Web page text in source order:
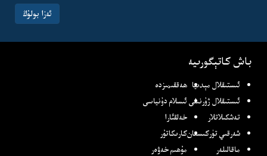
ئەزا بولۇڭ
باش كاتېگورىيە
ئىستىقلال مېدىيا ھەققىمىزدە
ئىستىقلال ژۇرنىلى ئىسلام دۇنياسى
تەشكىلاتلار
خەلقئارا
شەرقىي تۈركىستانكارىكاتۇر
ماقالىلەر
مۇھىم خەۋەر